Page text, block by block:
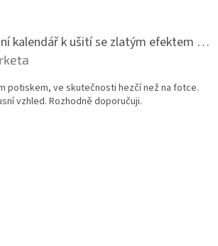
Adventní kalendář k ušití se zlatým efektem 042Q
produktu je 5 z 5 hvězdiček.
potiskem, ve skutečnosti hezčí než na fotce.
vzhled. Rozhodně doporučuji.